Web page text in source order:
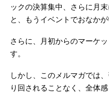
ックの決算集中、さらに月
と、もうイベントでおなかが
さらに、月初からのマーケ
す。
しかし、このメルマガでは
り回されることなく、全体